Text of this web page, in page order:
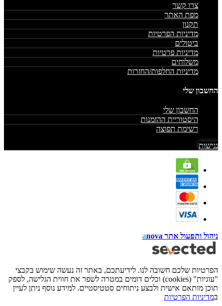
צרו קשר
מפת האתר
תקנון
מדיניות הפרטיות
ביטולים
מדיניות פרטיות
משלוחים
מדיניות החלפות/החזרות
החשבון שלי
החשבון שלי
היסטוריית ההזמנות
רשימת תפוצה
נגישות
ניהול ותפעול אתר anova
הפרטיות שלכם חשובה לנו. לידיעתכם, באתר זה נעשה שימוש בקבצי
"עוגיות" (cookies) וכלים דומים במטרה לשפר את חווית הגלישה, לספק
תוכן מותאם אישית ולבצע ניתוחים סטטיסטיים. למידע נוסף ניתן לעיין
במדיניות הפרטיות